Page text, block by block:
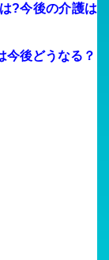
?今後の介護は
今後どうなる？